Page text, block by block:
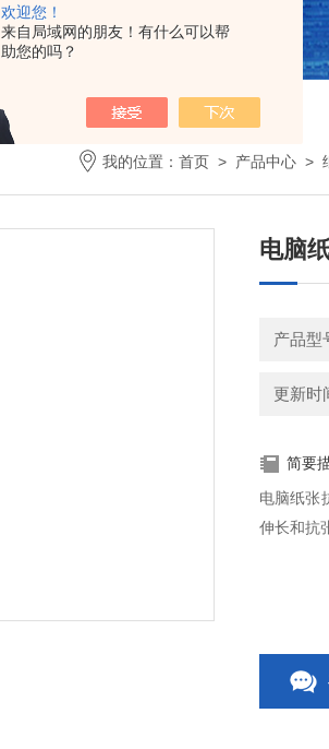
欢迎您！
来自局域网的朋友！有什么可以帮
助您的吗？
我的位置： 首页 > 产品中心 >
电脑
产品型
更新时
简要
电脑纸张
伸长和抗